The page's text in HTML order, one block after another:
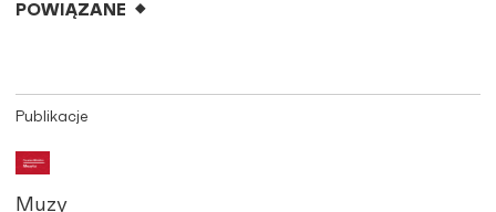
POWIĄZANE
Publikacje
Muzy